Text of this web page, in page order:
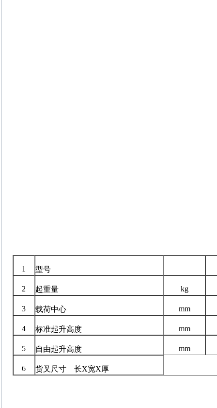
1 型号
2 起重量 kg
3 载荷中心 mm
4 标准起升高度 mm
5 自由起升高度 mm
6 货叉尺寸 长X宽X厚